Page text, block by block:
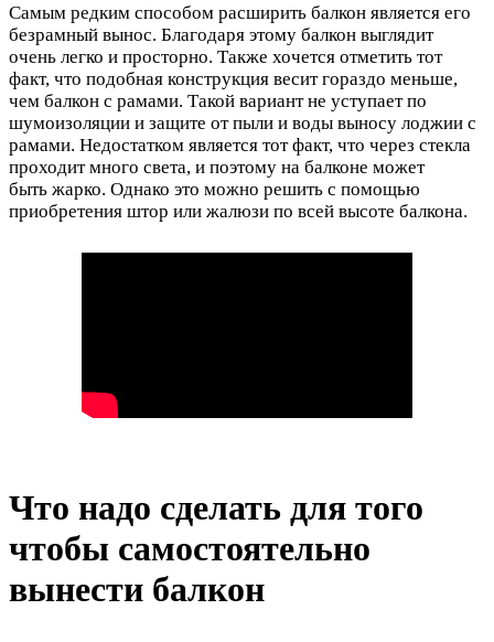
Самым редким способом расширить балкон является его
безрамный вынос. Благодаря этому балкон выглядит
очень легко и просторно. Также хочется отметить тот
факт, что подобная конструкция весит гораздо меньше,
чем балкон с рамами. Такой вариант не уступает по
шумоизоляции и защите от пыли и воды выносу лоджии с
рамами. Недостатком является тот факт, что через стекла
проходит много света, и поэтому на балконе может
быть жарко. Однако это можно решить с помощью
приобретения штор или жалюзи по всей высоте балкона.
Что надо сделать для того
чтобы самостоятельно
вынести балкон